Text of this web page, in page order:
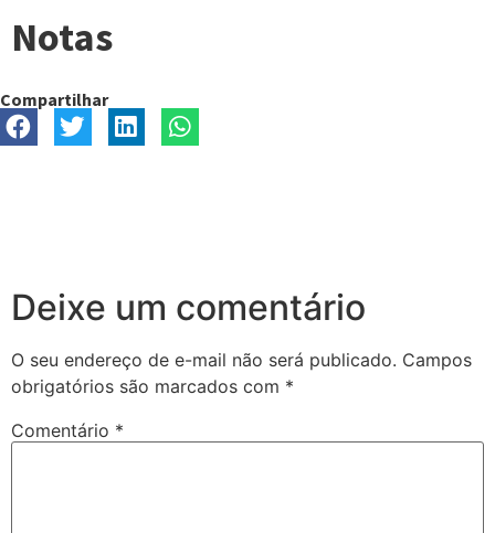
Notas
Compartilhar
Deixe um comentário
O seu endereço de e-mail não será publicado. Campos
obrigatórios são marcados com *
Comentário *